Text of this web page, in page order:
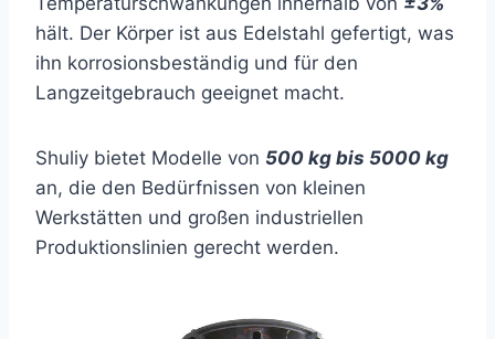
hält. Der Körper ist aus Edelstahl gefertigt, was
ihn korrosionsbeständig und für den
Langzeitgebrauch geeignet macht.
Shuliy bietet Modelle von 500 kg bis 5000 kg
an, die den Bedürfnissen von kleinen
Werkstätten und großen industriellen
Produktionslinien gerecht werden.